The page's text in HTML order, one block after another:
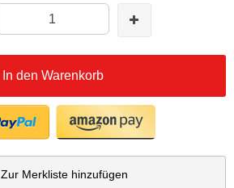
In den Warenkorb
Zur Merkliste hinzufügen